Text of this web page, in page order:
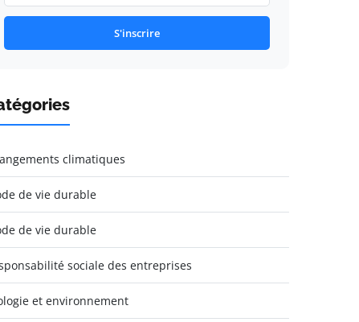
S'inscrire
climatiques
de vie durable
de vie durable
sociale des entreprises
et environnement